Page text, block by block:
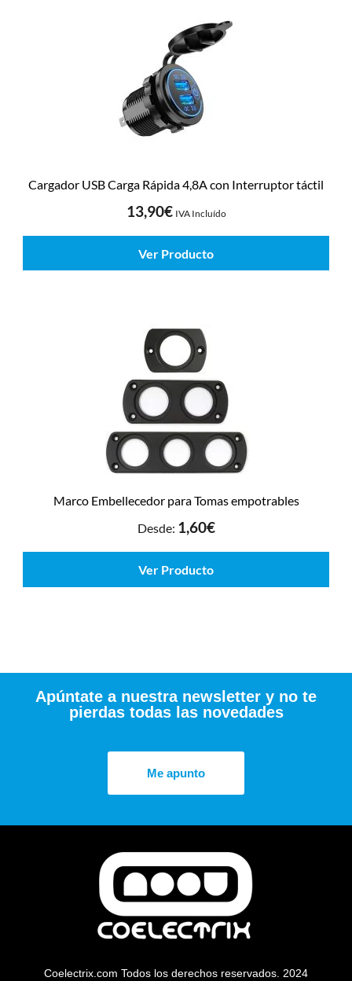
Cargador USB Carga Rápida 4,8A con Interruptor táctil
13,90€ IVA Incluído
Ver Producto
Marco Embellecedor para Tomas empotrables
Desde: 1,60€
Ver Producto
Apúntate a nuestra newsletter y no te
pierdas todas las novedades
Me apunto
Coelectrix.com Todos los derechos reservados. 2024